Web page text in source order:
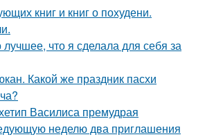
книг и книг о похудени.
лучшее, что я сделала для себя за
Какой же праздник пасхи
Василиса премудрая
неделю два приглашения